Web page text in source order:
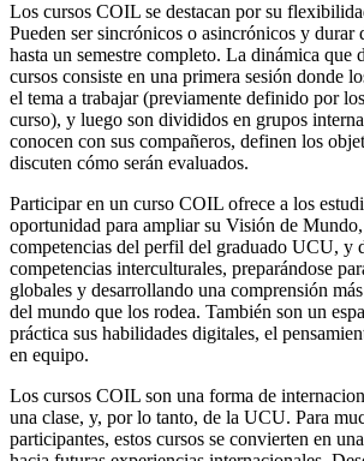
Los cursos COIL se destacan por su
Pueden ser sincrónicos o asincrónicos y durar
hasta un semestre completo. La dinámica que
cursos consiste en una primera sesión donde
el tema a trabajar (previamente definido por
curso), y luego son divididos en grupos
conocen con sus compañeros, definen los
discuten cómo serán evaluados.
Participar en un curso COIL ofrece a los
oportunidad para ampliar su Visión de
competencias del perfil del graduado UCU, y
competencias interculturales, preparándose
globales y desarrollando una comprensión
del mundo que los rodea. También son un
práctica sus habilidades digitales, el
en equipo.
Los cursos COIL son una forma de
una clase, y, por lo tanto, de la UCU. Para
participantes, estos cursos se convierten en